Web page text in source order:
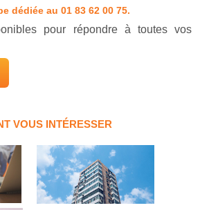
dédiée au 01 83 62 00 75.
pour répondre à toutes vos
VOUS INTÉRESSER